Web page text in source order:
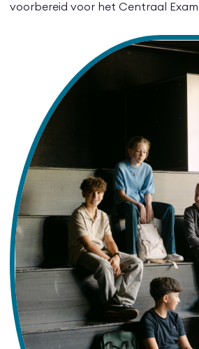
voorbereid voor het Centraal